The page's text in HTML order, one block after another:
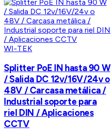
WI-TEK
Splitter PoE IN hasta 90 W
/ Salida DC 12v/16V/24v o
48V / Carcasa metálica /
Industrial soporte para
riel DIN / Aplicaciones
CCTV